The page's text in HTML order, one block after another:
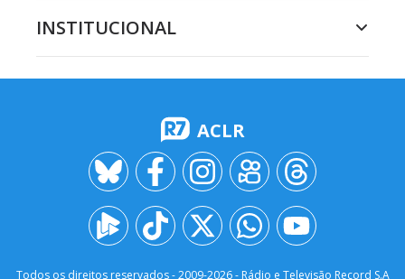
INSTITUCIONAL
ACLR
Todos os direitos reservados - 2009-2026- Rádio e Televisão Record S.A